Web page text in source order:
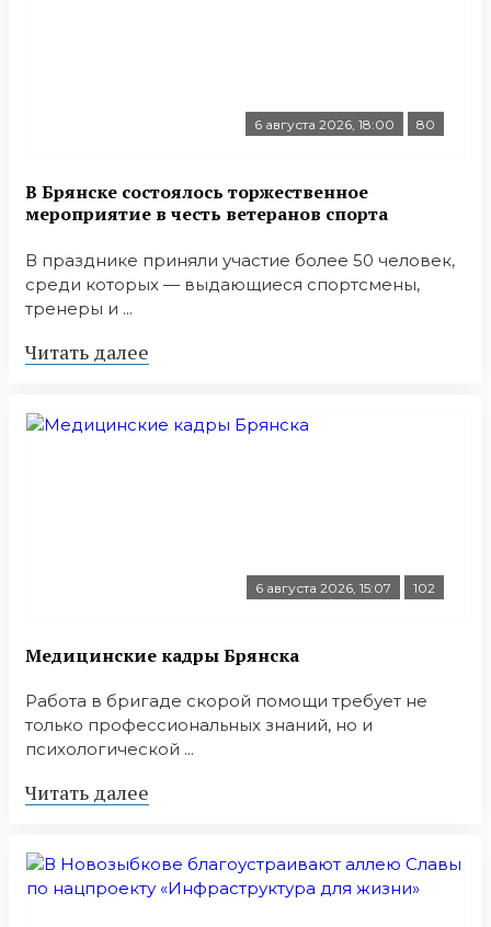
6 августа 2026, 18:00 80
В Брянске состоялось торжественное
мероприятие в честь ветеранов спорта
В празднике приняли участие более 50 человек,
среди которых — выдающиеся спортсмены,
тренеры и ...
Читать далее
6 августа 2026, 15:07 102
Медицинские кадры Брянска
Работа в бригаде скорой помощи требует не
только профессиональных знаний, но и
психологической ...
Читать далее